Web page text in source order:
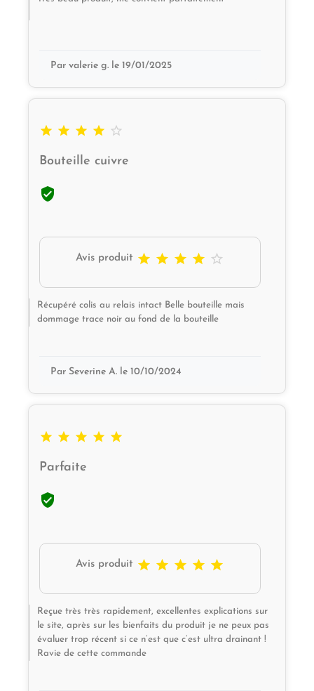
Par valerie g. le 19/01/2025
    
Bouteille cuivre

Avis produit     
Récupéré colis au relais intact Belle bouteille mais
dommage trace noir au fond de la bouteille
Par Severine A. le 10/10/2024
    
Parfaite

Avis produit     
Reçue très très rapidement, excellentes explications sur
le site, après sur les bienfaits du produit je ne peux pas
évaluer trop récent si ce n’est que c’est ultra drainant !
Ravie de cette commande